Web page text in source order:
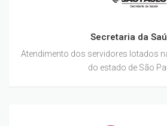
Secretaria da
Atendimento dos servidores lotados
do estado de São